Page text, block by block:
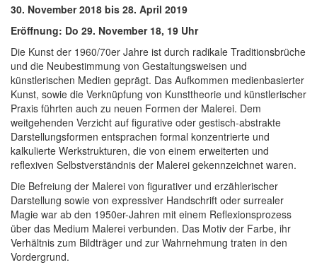
30. November 2018 bis 28. April 2019
Eröffnung: Do 29. November 18, 19 Uhr
Die Kunst der 1960/70er Jahre ist durch radikale Traditionsbrüche
und die Neubestimmung von Gestaltungsweisen und
künstlerischen Medien geprägt. Das Aufkommen medienbasierter
Kunst, sowie die Verknüpfung von Kunsttheorie und künstlerischer
Praxis führten auch zu neuen Formen der Malerei. Dem
weitgehenden Verzicht auf figurative oder gestisch-abstrakte
Darstellungsformen entsprachen formal konzentrierte und
kalkulierte Werkstrukturen, die von einem erweiterten und
reflexiven Selbstverständnis der Malerei gekennzeichnet waren.
Die Befreiung der Malerei von figurativer und erzählerischer
Darstellung sowie von expressiver Handschrift oder surrealer
Magie war ab den 1950er-Jahren mit einem Reflexionsprozess
über das Medium Malerei verbunden. Das Motiv der Farbe, ihr
Verhältnis zum Bildträger und zur Wahrnehmung traten in den
Vordergrund.